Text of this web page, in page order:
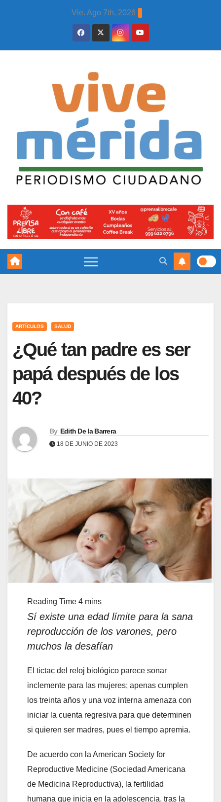
Vie. Ago 7th, 2026
ARTÍCULOS SALUD
¿Qué tan padre es ser
papá después de los
40?
By Edith De la Barrera
18 DE JUNIO DE 2023
Sí existe una edad límite para la sana
reproducción de los varones, pero
muchos la desafían
El tictac del reloj biológico parece sonar
inclemente para las mujeres; apenas cumplen
los treinta años y una voz interna amenaza con
iniciar la cuenta regresiva para que determinen
si quieren ser madres, pues el tiempo apremia.
De acuerdo con la American Society for
Reproductive Medicine (Sociedad Americana
de Medicina Reproductiva), la fertilidad
humana que inicia en la adolescencia, tras la